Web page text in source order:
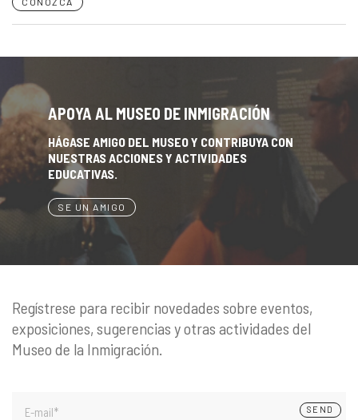
APOYA AL MUSEO DE INMIGRACIÓN
HÁGASE AMIGO DEL MUSEO Y CONTRIBUYA CON
NUESTRAS ACCIONES Y ACTIVIDADES
EDUCATIVAS.
SE UN AMIGO
Regístrese para recibir novedades sobre eventos,
exposiciones, sugerencias y otras actividades del
Museo de la Inmigración.
E-mail* SEND